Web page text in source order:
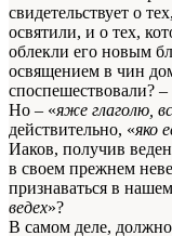
свидетельствует о
освятили, и о тех,
облекли его новым
освящением в чин
споспешествовали? –
Но – «яже глаголю,
действительно, «яко
Иаков, получив
в своем прежнем
признаваться в
ведех»?
В самом деле, должно